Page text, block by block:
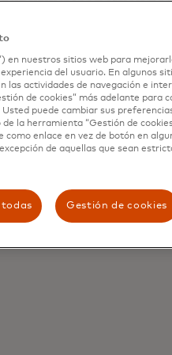
con los
para sus productos.
acceder a productos
información agrícola,
de plagas, además de
significa
para aplicar
pueden obtener sus
"y un beneficio
en nuestros sitios web para
del usuario. En algunos
las actividades de navegación e
de cookies” más adelante para
puede cambiar sus
la herramienta “Gestión de
enlace en vez de botón en
de aquellas que sean
todas Gestión de cookies